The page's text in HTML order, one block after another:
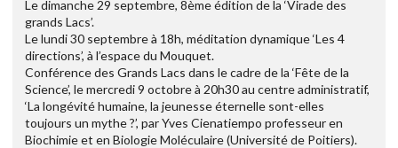
Le dimanche 29 septembre, 8ème édition de la ‘Virade des
grands Lacs’.
Le lundi 30 septembre à 18h, méditation dynamique ‘Les 4
directions’, à l’espace du Mouquet.
Conférence des Grands Lacs dans le cadre de la ‘Fête de la
Science’, le mercredi 9 octobre à 20h30 au centre administratif,
‘La longévité humaine, la jeunesse éternelle sont-elles
toujours un mythe ?’, par Yves Cienatiempo professeur en
Biochimie et en Biologie Moléculaire (Université de Poitiers).